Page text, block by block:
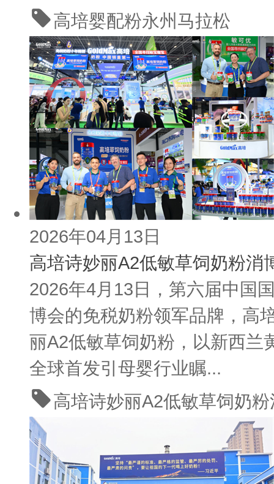
高培婴配粉永州马拉松
2026年04月13日
高培诗妙丽A2低敏草饲奶粉消
2026年4月13日，第六届中国
博会的免税奶粉领军品牌，
丽A2低敏草饲奶粉，以新西兰
全球首发引母婴行业瞩...
高培诗妙丽A2低敏草饲奶粉